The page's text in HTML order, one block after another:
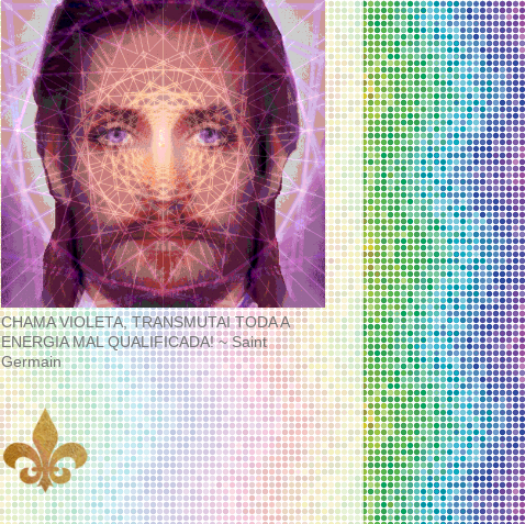
CHAMA VIOLETA, TRANSMUTAI TODA A
ENERGIA MAL QUALIFICADA! ~ Saint
Germain